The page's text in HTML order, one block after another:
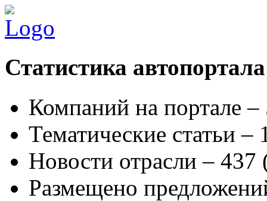
Статистика автопортала
Компаний на портале
Тематические статьи –
Новости отрасли – 437
Размещено